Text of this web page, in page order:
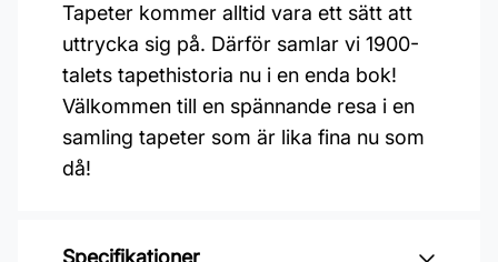
Tapeter kommer alltid vara ett sätt att
uttrycka sig på. Därför samlar vi 1900-
talets tapethistoria nu i en enda bok!
Välkommen till en spännande resa i en
samling tapeter som är lika fina nu som
då!
Specifikationer